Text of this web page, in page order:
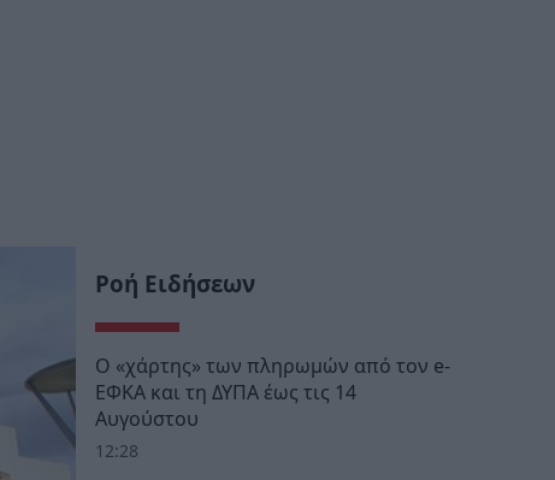
Ροή Ειδήσεων
Ο «χάρτης» των πληρωμών από τον e-
ΕΦΚΑ και τη ΔΥΠΑ έως τις 14
Αυγούστου
12:28